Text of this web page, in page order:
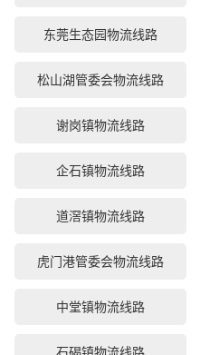
东莞生态园物流线路
松山湖管委会物流线路
谢岗镇物流线路
企石镇物流线路
道滘镇物流线路
虎门港管委会物流线路
中堂镇物流线路